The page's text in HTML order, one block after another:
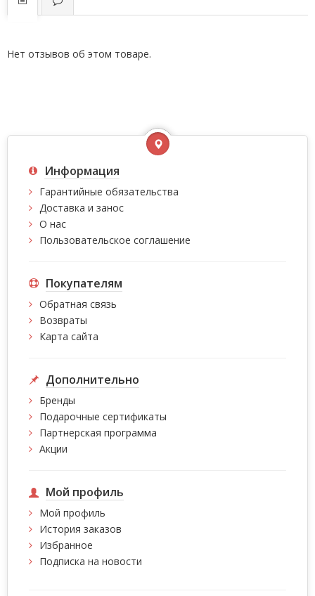
Нет отзывов об этом товаре.
Информация
Гарантийные обязательства
Доставка и занос
О нас
Пользовательское соглашение
Покупателям
Обратная связь
Возвраты
Карта сайта
Дополнительно
Бренды
Подарочные сертификаты
Партнерская программа
Акции
Мой профиль
Мой профиль
История заказов
Избранное
Подписка на новости